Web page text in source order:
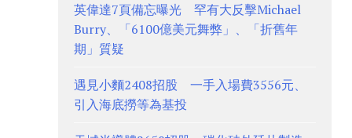
英偉達7頁備忘曝光 罕有大反擊Michael
Burry、「6100億美元舞弊」、「折舊年
期」質疑
遇見小麵2408招股 一手入場費3556元、
引入海底撈等為基投